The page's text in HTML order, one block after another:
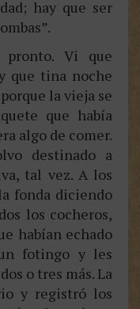
hay que ser
Vi que
que tina noche
la vieja se
que había
algo de comer.
destinado a
tal vez. A los
fonda diciendo
los cocheros,
habían echado
fotingo y les
o tres más. La
y registró los